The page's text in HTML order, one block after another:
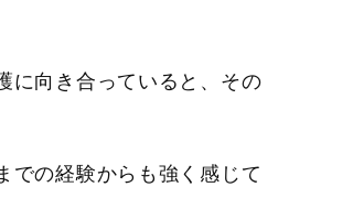
に向き合っていると、その
での経験からも強く感じて